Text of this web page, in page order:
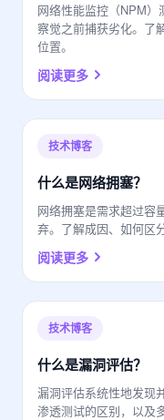
网络性能监控（NPM）
察觉之前捕获劣化。了
位置。
阅读更多
技术博客
什么是网络拥塞？
网络拥塞是需求超过
弃。了解成因、如何区
阅读更多
技术博客
什么是漏洞评估？
漏洞评估系统性地发现
渗透测试的区别，以及